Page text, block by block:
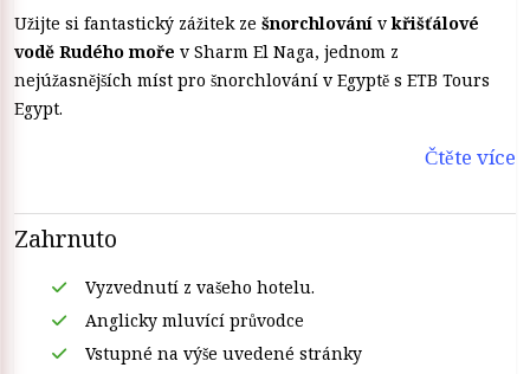
Užijte si fantastický zážitek ze šnorchlování vkřišťálové
vodě Rudého moře v Sharm El Naga, jednom z
nejúžasnějších míst pro šnorchlování v Egyptě s ETB Tours
Egypt.
Čtěte více
Zahrnuto
Vyzvednutí z vašeho hotelu.
Anglicky mluvící průvodce
Vstupné na výše uvedené stránky